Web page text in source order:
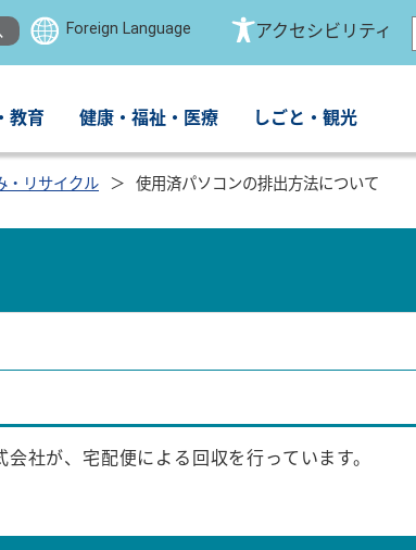
Foreign Language アクセシビリティ
教育 健康・福祉・医療 しごと・観光
・リサイクル 使用済パソコンの排出方法について
社が、宅配便による回収を行っています。